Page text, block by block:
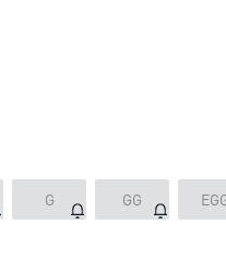
G GG